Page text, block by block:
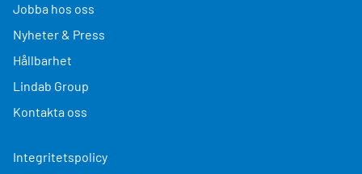
Jobba hos oss
Nyheter & Press
Hållbarhet
Lindab Group
Kontakta oss
Integritetspolicy